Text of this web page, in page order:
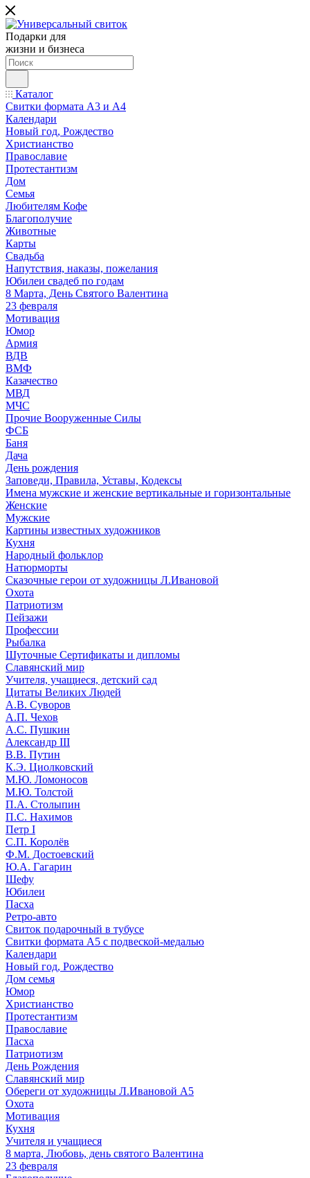
Подарки для
жизни и бизнеса
Каталог
Свитки формата А3 и А4
Календари
Новый год, Рождество
Христианство
Православие
Протестантизм
Дом
Семья
Любителям Кофе
Благополучие
Животные
Карты
Свадьба
Напутствия, наказы, пожелания
Юбилеи свадеб по годам
8 Марта, День Святого Валентина
23 февраля
Мотивация
Юмор
Армия
ВДВ
ВМФ
Казачество
МВД
МЧС
Прочие Вооруженные Силы
ФСБ
Баня
Дача
День рождения
Заповеди, Правила, Уставы, Кодексы
Имена мужские и женские вертикальные и горизонтальные
Женские
Мужские
Картины известных художников
Кухня
Народный фольклор
Натюрморты
Сказочные герои от художницы Л.Ивановой
Охота
Патриотизм
Пейзажи
Профессии
Рыбалка
Шуточные Сертификаты и дипломы
Славянский мир
Учителя, учащиеся, детский сад
Цитаты Великих Людей
А.В. Суворов
А.П. Чехов
А.С. Пушкин
Александр III
В.В. Путин
К.Э. Циолковский
М.Ю. Ломоносов
М.Ю. Толстой
П.А. Столыпин
П.С. Нахимов
Петр I
С.П. Королёв
Ф.М. Достоевский
Ю.А. Гагарин
Шефу
Юбилеи
Пасха
Ретро-авто
Свиток подарочный в тубусе
Свитки формата А5 с подвеской-медалью
Календари
Новый год, Рождество
Дом семья
Юмор
Христианство
Протестантизм
Православие
Пасха
Патриотизм
День Рождения
Славянский мир
Обереги от художницы Л.Ивановой А5
Охота
Мотивация
Кухня
Учителя и учащиеся
8 марта, Любовь, день святого Валентина
23 февраля